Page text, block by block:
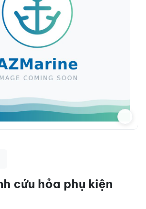
cứu hỏa phụ kiện